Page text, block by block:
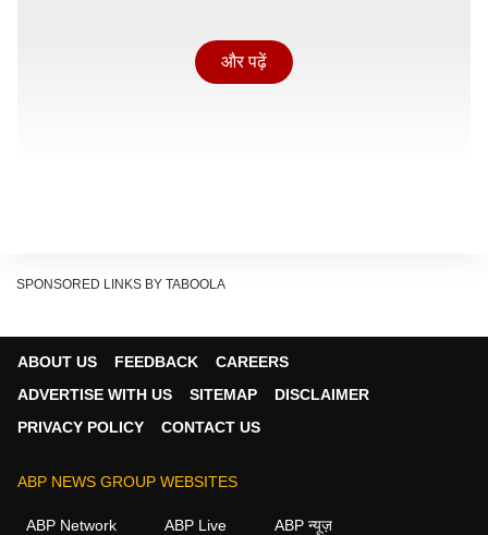
गई जब अस्पताल के अंदर फायरिंग में घायल हुए 19 प्रदर्शनकारियों
और पढ़ें
SPONSORED LINKS BY TABOOLA
ABOUT US FEEDBACK
CAREERS
ADVERTISE WITH US
SITEMAP
DISCLAIMER
PRIVACY POLICY
CONTACT US
ABP NEWS GROUP WEBSITES
ABP Network ABP Live ABP न्यूज़